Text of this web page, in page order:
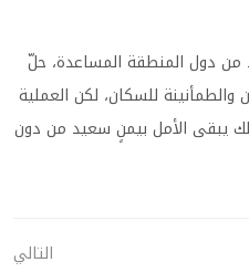
من دول المنطقة المساعدة، حلّ
للسكان، لكن العملية
يبقى الأمل بيمنٍ سعيد من دون
التالي